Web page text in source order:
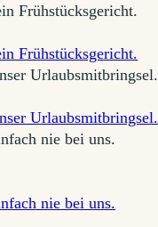
Frühstücksgericht.
Frühstücksgericht.
Urlaubsmitbringsel.
Urlaubsmitbringsel.
nie bei uns.
nie bei uns.